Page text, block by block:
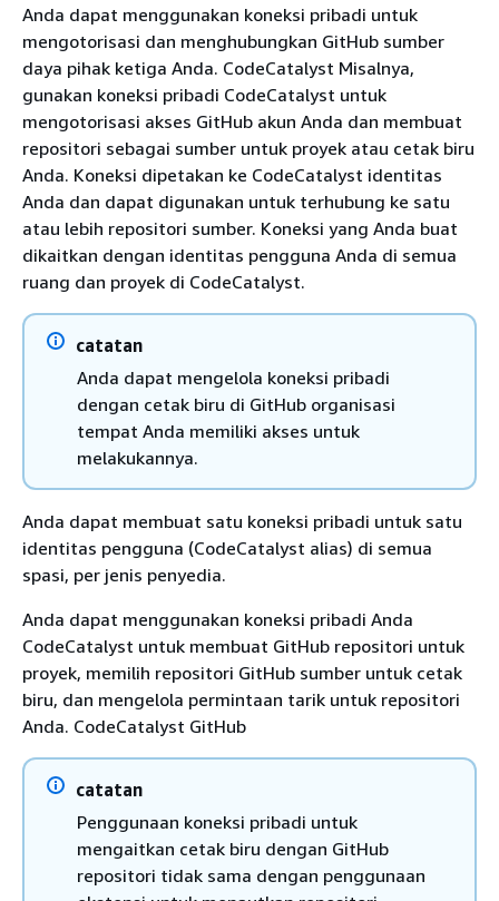
Anda dapat menggunakan koneksi pribadi untuk
mengotorisasi dan menghubungkan GitHub sumber
daya pihak ketiga Anda. CodeCatalyst Misalnya,
gunakan koneksi pribadi CodeCatalyst untuk
mengotorisasi akses GitHub akun Anda dan membuat
repositori sebagai sumber untuk proyek atau cetak biru
Anda. Koneksi dipetakan ke CodeCatalyst identitas
Anda dan dapat digunakan untuk terhubung ke satu
atau lebih repositori sumber. Koneksi yang Anda buat
dikaitkan dengan identitas pengguna Anda di semua
ruang dan proyek di CodeCatalyst.
catatan
Anda dapat mengelola koneksi pribadi
dengan cetak biru di GitHub organisasi
tempat Anda memiliki akses untuk
melakukannya.
Anda dapat membuat satu koneksi pribadi untuk satu
identitas pengguna (CodeCatalyst alias) di semua
spasi, per jenis penyedia.
Anda dapat menggunakan koneksi pribadi Anda
CodeCatalyst untuk membuat GitHub repositori untuk
proyek, memilih repositori GitHub sumber untuk cetak
biru, dan mengelola permintaan tarik untuk repositori
Anda. CodeCatalyst GitHub
catatan
Penggunaan koneksi pribadi untuk
mengaitkan cetak biru dengan GitHub
repositori tidak sama dengan penggunaan